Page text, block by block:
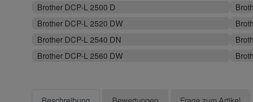
Brother DCP-L 2500 D
Brother DCP-L 2520 DW
Brother DCP-L 2540 DN
Brother DCP-L 2560 DW